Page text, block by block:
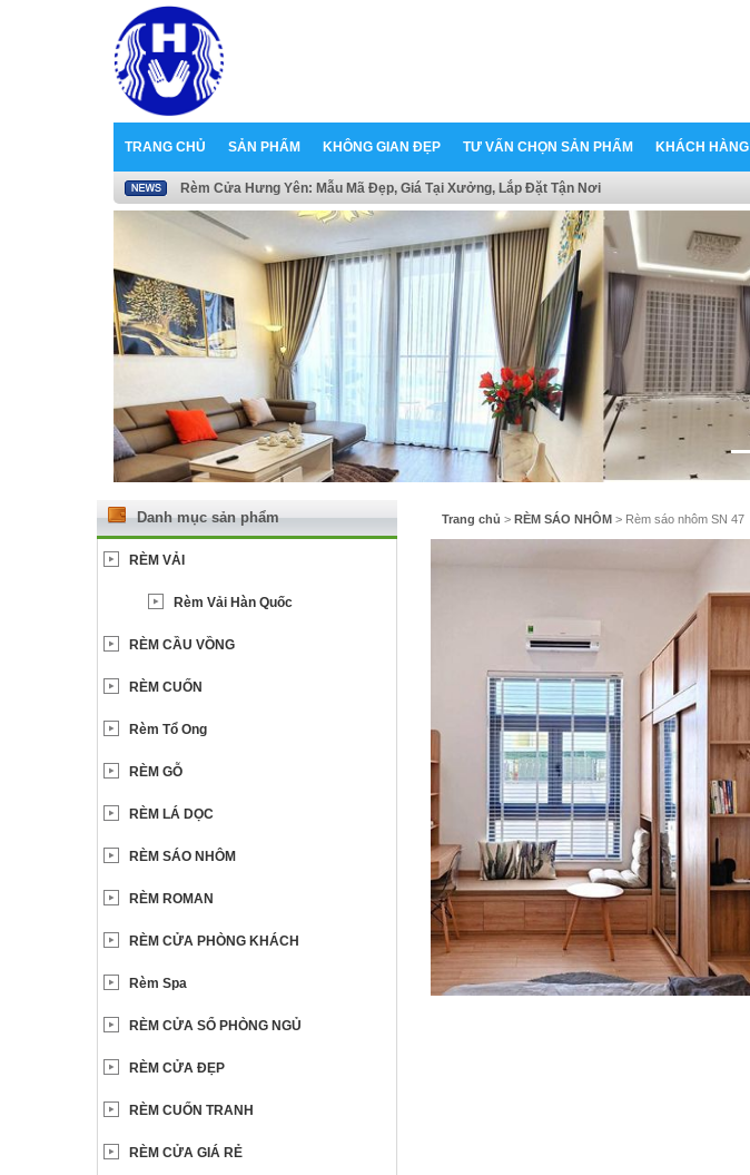
TRANG CHỦ SẢN PHẨM KHÔNG GIAN ĐẸP TƯ VẤN CHỌN SẢN PHẨM KHÁCH HÀNG
Rèm Cửa Hưng Yên: Mẫu Mã Đẹp, Giá Tại Xưởng, Lắp Đặt Tận Nơi
Trang chủ > RÈM SÁO NHÔM > Rèm sáo nhôm SN 47
Danh mục sản phẩm
RÈM VẢI
Rèm Vải Hàn Quốc
RÈM CẦU VỒNG
RÈM CUỐN
Rèm Tổ Ong
RÈM GỖ
RÈM LÁ DỌC
RÈM SÁO NHÔM
RÈM ROMAN
RÈM CỬA PHÒNG KHÁCH
Rèm Spa
RÈM CỬA SỔ PHÒNG NGỦ
RÈM CỬA ĐẸP
RÈM CUỐN TRANH
RÈM CỬA GIÁ RẺ